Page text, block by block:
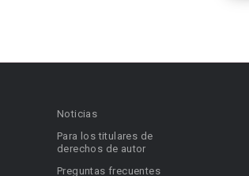
Noticias
Para los titulares de
derechos de autor
Preguntas frecuentes